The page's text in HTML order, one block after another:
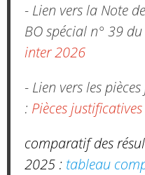
- Lien vers la Note
BO spécial n° 39
inter 2026
- Lien vers les
: Pièces
comparatif des
2025 : tableau